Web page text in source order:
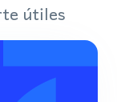
útiles